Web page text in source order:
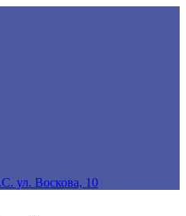
ул. Воскова, 10